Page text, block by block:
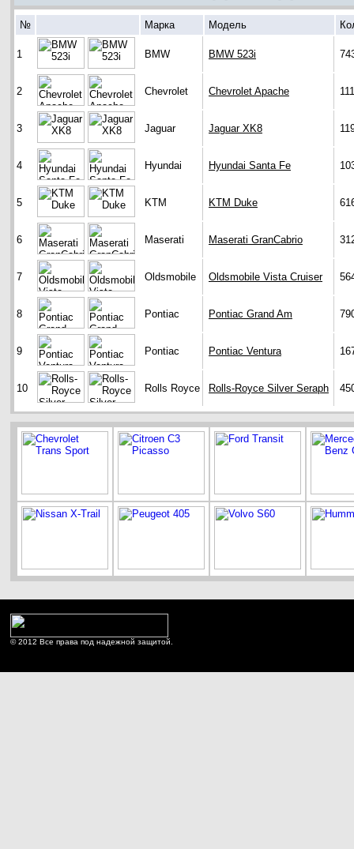
№ Марка Модель
1 BMW BMW 523i
2 Chevrolet Chevrolet Apache
3 Jaguar Jaguar XK8
4 Hyundai Hyundai Santa Fe
5 KTM KTM Duke
6 Maserati Maserati GranCabrio
7 Oldsmobile Oldsmobile Vista Cruiser
8 Pontiac Pontiac Grand Am
9 Pontiac Pontiac Ventura
10 Rolls Royce Rolls-Royce Silver Seraph
© 2012 Все права под надежной защитой.